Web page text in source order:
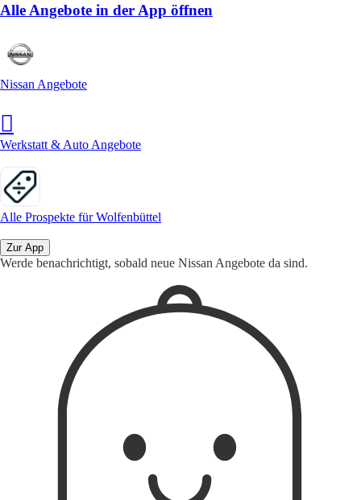
Alle Angebote in der App öffnen
Nissan Angebote
Werkstatt & Auto Angebote
Alle Prospekte für Wolfenbüttel
Zur App
Werde benachrichtigt, sobald neue Nissan Angebote da sind.